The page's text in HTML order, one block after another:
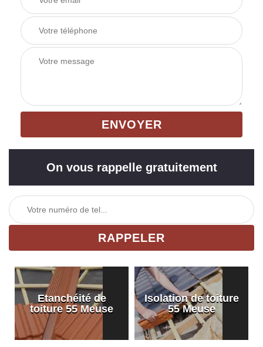
On vous rappelle gratuitement
Etanchéité de
toiture 55 Meuse
Isolation de toiture
55 Meuse